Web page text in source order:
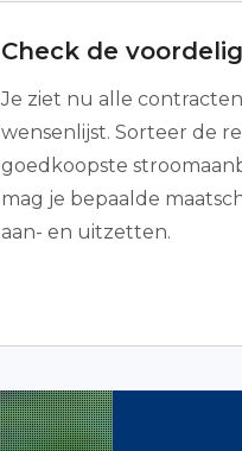
Check de
Je ziet nu alle
wensenlijst. Sorteer de
goedkoopste
mag je bepaalde
aan- en uitzetten.